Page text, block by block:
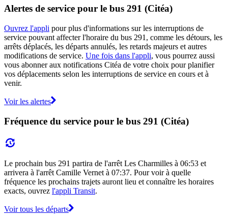
Alertes de service pour le bus 291 (Citéa)
Ouvrez l'appli pour plus d'informations sur les interruptions de
service pouvant affecter l'horaire du bus 291, comme les détours, les
arrêts déplacés, les départs annulés, les retards majeurs et autres
modifications de service. Une fois dans l'appli, vous pourrez aussi
vous abonner aux notifications Citéa de votre choix pour planifier
vos déplacements selon les interruptions de service en cours et à
venir.
Voir les alertes
Fréquence du service pour le bus 291 (Citéa)
Le prochain bus 291 partira de l'arrêt Les Charmilles à 06:53 et
arrivera à l'arrêt Camille Vernet à 07:37. Pour voir à quelle
fréquence les prochains trajets auront lieu et connaître les horaires
exacts, ouvrez l'appli Transit.
Voir tous les départs